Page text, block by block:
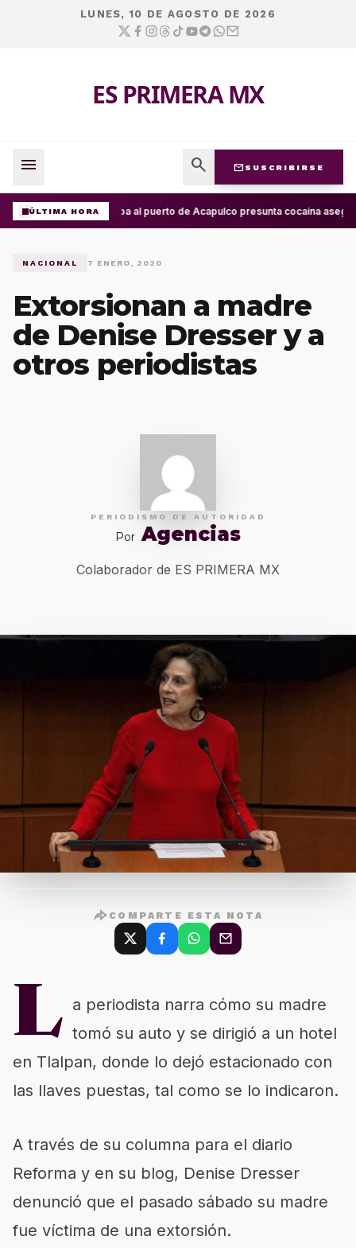
LUNES, 10 DE AGOSTO DE 2026
ES PRIMERA MX
menu search mail SUSCRIBIRSE
ÚLTIMA HORA Arriba al puerto de Acapulco presunta cocaína
NACIONAL 7 ENERO, 2020
Extorsionan a madre
de Denise Dresser y a
otros periodistas
PERIODISMO DE AUTORIDAD
Por Agencias
Colaborador de ES PRIMERA MX
COMPARTE ESTA NOTA
L a periodista narra cómo su madre
tomó su auto y se dirigió a un hotel
en Tlalpan, donde lo dejó estacionado con
las llaves puestas, tal como se lo indicaron.
A través de su columna para el diario
Reforma y en su blog, Denise Dresser
denunció que el pasado sábado su madre
fue víctima de una extorsión.